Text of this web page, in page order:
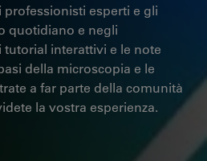
esperti e gli
quotidiano e negli
tutorial interattivi e le note
della microscopia e le
a far parte della comunità
la vostra esperienza.